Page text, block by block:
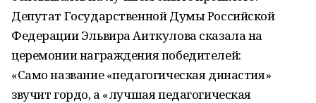
Депутат Государственной Думы Российской
Федерации Эльвира Аиткулова сказала на
церемонии награждения победителей:
«Само название «педагогическая династия»
звучит гордо, а «лучшая педагогическая